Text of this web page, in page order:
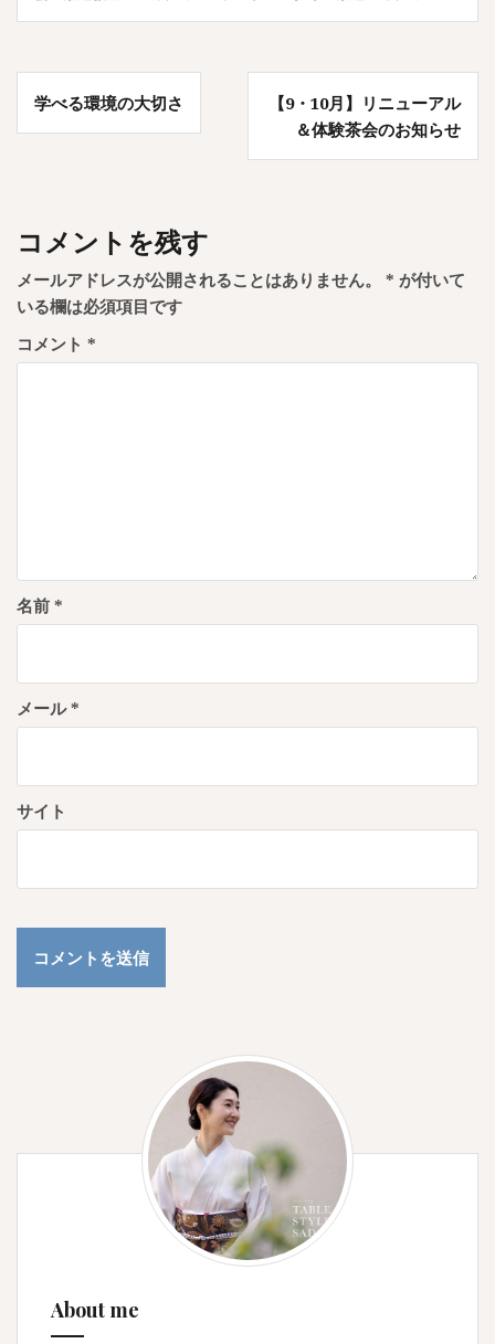
投
稿
ゲ
ー
シ
ョ
学べる環境の大切さ
【9・10月】リニューアル
＆体験茶会のお知らせ
コメントを残す
メールアドレスが公開されることはありません。 * が付いて
いる欄は必須項目です
コメント *
名前 *
メール*
サイト
About me